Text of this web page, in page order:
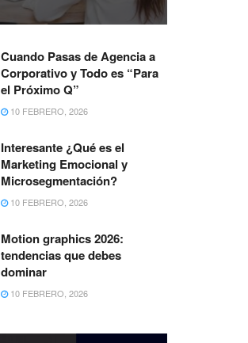
Cuando Pasas de Agencia a
Corporativo y Todo es “Para
el Próximo Q”
10 FEBRERO, 2026
Interesante ¿Qué es el
Marketing Emocional y
Microsegmentación?
10 FEBRERO, 2026
Motion graphics 2026:
tendencias que debes
dominar
10 FEBRERO, 2026